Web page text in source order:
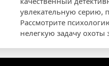
увлекательную серию,
Рассмотрите
нелегкую задачу охоты